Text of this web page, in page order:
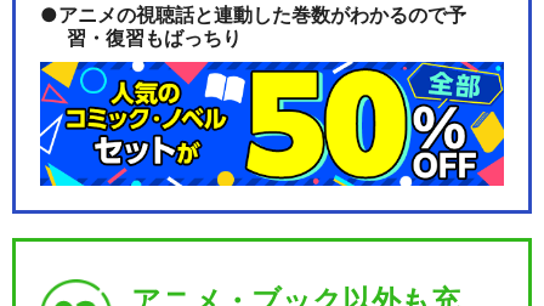
アニメの視聴話と連動した巻数がわかるので予
習・復習もばっちり